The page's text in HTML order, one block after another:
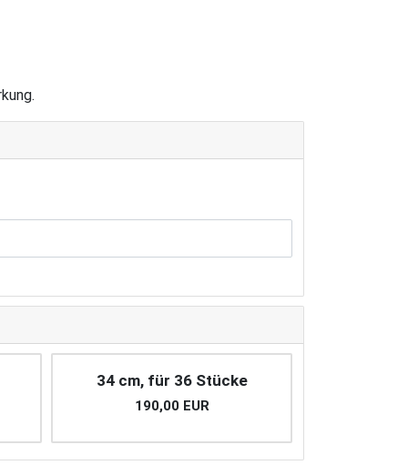
34 cm, für 36 Stücke
190,00 EUR